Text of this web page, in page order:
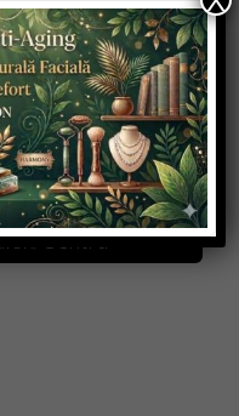
correctly.
OK
Centru